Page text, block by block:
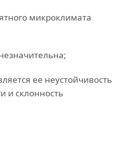
микроклимата
ее неустойчивость
и склонность